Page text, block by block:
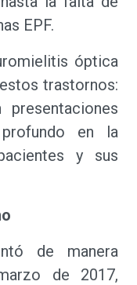
EPF.
óptica
trastornos:
en la
y sus
de manera
de 2017,